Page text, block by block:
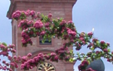
30. März 2024